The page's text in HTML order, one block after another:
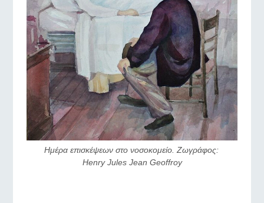
Ημέρα επισκέψεων στο νοσοκομείο. Ζωγράφος:
Henry Jules Jean Geoffroy